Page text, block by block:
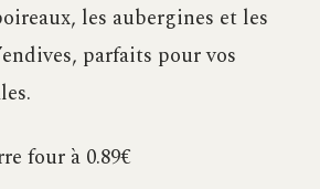
les aubergines et les
parfaits pour vos
four à 0.89€